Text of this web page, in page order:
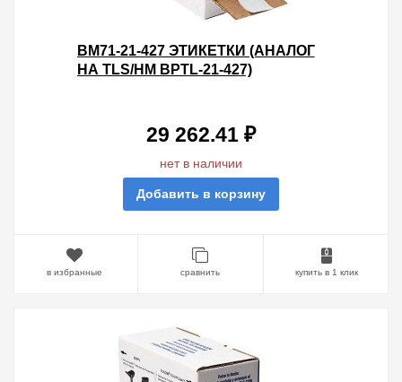
BM71-21-427 ЭТИКЕТКИ (АНАЛОГ
НА TLS/HM BPTL-21-427)
29 262.41 ₽
нет в наличии
Добавить в корзину
в избранные сравнить купить в 1 клик